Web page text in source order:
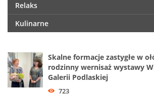
Relaks
Kulinarne
Skalne formacje zastygłe w
rodzinny wernisaż wystawy
Galerii Podlaskiej
723